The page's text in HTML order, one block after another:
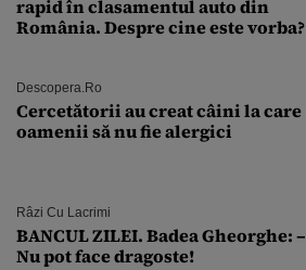
rapid în clasamentul auto din
România. Despre cine este vorba?
Descopera.ro
Cercetătorii au creat câini la care
oamenii să nu fie alergici
Râzi Cu Lacrimi
BANCUL ZILEI. Badea Gheorghe: –
Nu pot face dragoste!